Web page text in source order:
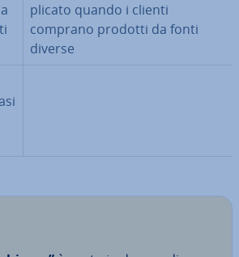
pli­ca­to quando i clienti
comprano prodotti da fonti
diverse